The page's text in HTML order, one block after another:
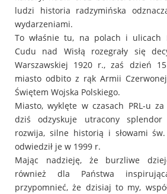
ludzi historia radzymińska
wydarzeniami.
To właśnie tu, na polach i ulicach
Cudu nad Wisłą rozegrały się
Warszawskiej 1920 r., zaś dzień
miasto odbito z rąk Armii
Świętem Wojska Polskiego.
Miasto, wyklęte w czasach PRL-u
dziś odzyskuje utracony
rozwija, silne historią i słowami św.
odwiedził je w 1999 r.
Mając nadzieję, że burzliwe
również dla Państwa
przypomnieć, że dzisiaj to my,